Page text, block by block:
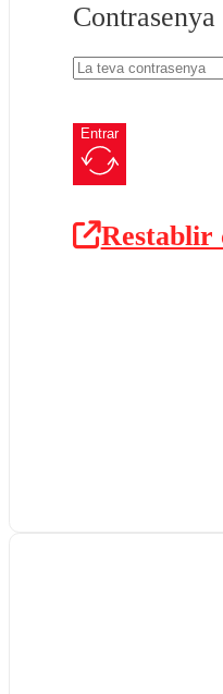
Contrasenya
Entrar
Restablir